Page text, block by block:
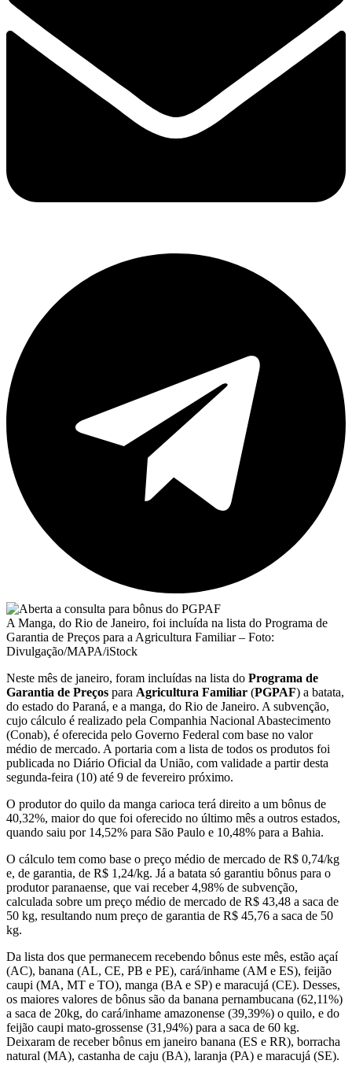
A Manga, do Rio de Janeiro, foi incluída na lista do Programa de
Garantia de Preços para a Agricultura Familiar – Foto:
Divulgação/MAPA/iStock
Neste mês de janeiro, foram incluídas na lista do Programa de
Garantia de Preços para Agricultura Familiar (PGPAF) a batata,
do estado do Paraná, e a manga, do Rio de Janeiro. A subvenção,
cujo cálculo é realizado pela Companhia Nacional Abastecimento
(Conab), é oferecida pelo Governo Federal com base no valor
médio de mercado. A portaria com a lista de todos os produtos foi
publicada no Diário Oficial da União, com validade a partir desta
segunda-feira (10) até 9 de fevereiro próximo.
O produtor do quilo da manga carioca terá direito a um bônus de
40,32%, maior do que foi oferecido no último mês a outros estados,
quando saiu por 14,52% para São Paulo e 10,48% para a Bahia.
O cálculo tem como base o preço médio de mercado de R$ 0,74/kg
e, de garantia, de R$ 1,24/kg. Já a batata só garantiu bônus para o
produtor paranaense, que vai receber 4,98% de subvenção,
calculada sobre um preço médio de mercado de R$ 43,48 a saca de
50 kg, resultando num preço de garantia de R$ 45,76 a saca de 50
kg.
Da lista dos que permanecem recebendo bônus este mês, estão açaí
(AC), banana (AL, CE, PB e PE), cará/inhame (AM e ES), feijão
caupi (MA, MT e TO), manga (BA e SP) e maracujá (CE). Desses,
os maiores valores de bônus são da banana pernambucana (62,11%)
a saca de 20kg, do cará/inhame amazonense (39,39%) o quilo, e do
feijão caupi mato-grossense (31,94%) para a saca de 60 kg.
Deixaram de receber bônus em janeiro banana (ES e RR), borracha
natural (MA), castanha de caju (BA), laranja (PA) e maracujá (SE).